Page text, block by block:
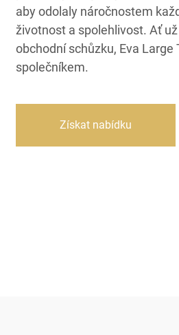
aby odolaly náročnostem
životnost a spolehlivost. Ať
obchodní schůzku, Eva
společníkem.
Získat nabídku